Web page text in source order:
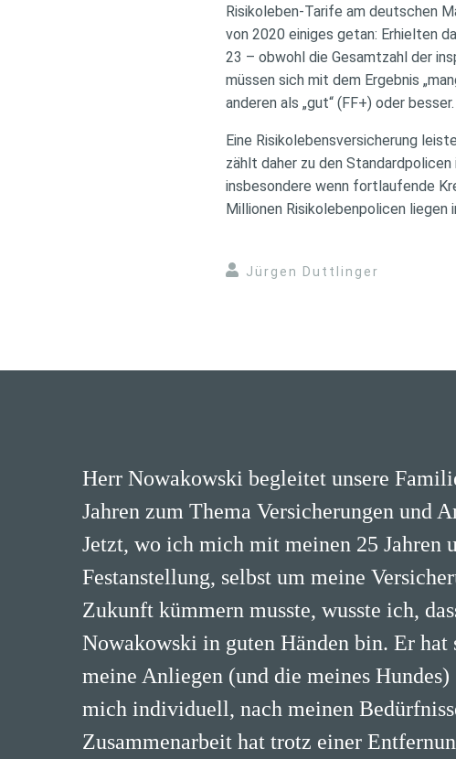
Risikoleben-Tarife am deutschen
von 2020 einiges getan: Erhielten
23 – obwohl die Gesamtzahl der
müssen sich mit dem Ergebnis
anderen als „gut“ (FF+) oder besser.
Eine Risikolebensversicherung
zählt daher zu den
insbesondere wenn fortlaufende
Millionen Risikolebenpolicen liegen
Jürgen Duttlinger
Herr Nowakowski begleitet unsere
Jahren zum Thema Versicherungen und
Jetzt, wo ich mich mit meinen 25 Jahren
Festanstellung, selbst um meine
Zukunft kümmern musste, wusste ich,
Nowakowski in guten Händen bin. Er
meine Anliegen (und die meines Hundes)
mich individuell, nach meinen
Zusammenarbeit hat trotz einer